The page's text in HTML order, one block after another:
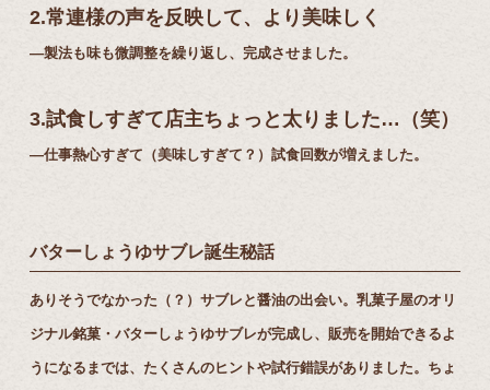
2.常連様の声を反映して、より美味しく
―製法も味も微調整を繰り返し、完成させました。
3.試⾷しすぎて店主ちょっと太りました…（笑）
―仕事熱⼼すぎて（美味しすぎて？）試⾷回数が増えました。
バターしょうゆサブレ誕⽣秘話
ありそうでなかった（？）サブレと醤油の出会い。乳菓⼦屋のオリ
ジナル銘菓・バターしょうゆサブレが完成し、販売を開始できるよ
うになるまでは、たくさんのヒントや試⾏錯誤がありました。ちょ